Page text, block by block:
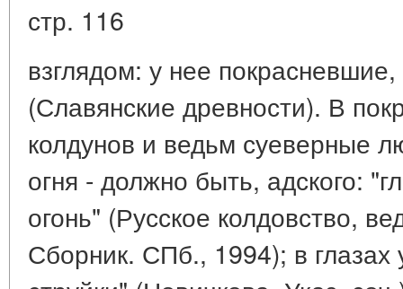
стр. 116
взглядом: у нее
(Славянские древности). В
колдунов и ведьм суеверные
огня - должно быть, адского:
огонь" (Русское колдовство,
Сборник. СПб., 1994); в глазах